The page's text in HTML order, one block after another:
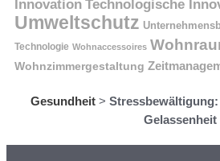
Innovation Technologische
Umweltschutz
Technologie Wohnaccessoires
Wohnzimmergestaltung
Gesundheit>
Gelassenheit